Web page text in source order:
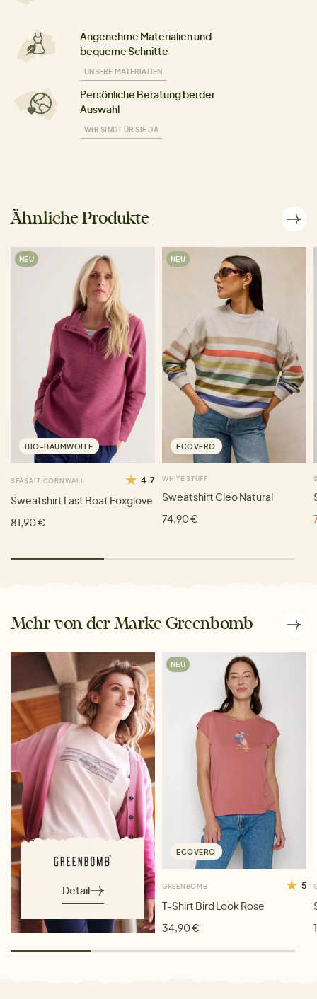
Angenehme Materialien und
bequeme Schnitte
UNSERE MATERIALIEN
Persönliche Beratung bei der
Auswahl
WIR SIND FÜR SIE DA
Ähnliche Produkte
NEU
BIO-BAUMWOLLE
SEASALT CORNWALL 4.7
Sweatshirt Last Boat Foxglove
81,90 €
NEU
ECOVERO
WHITE STUFF
Sweatshirt Cleo Natural
74,90 €
Mehr von der Marke Greenbomb
Detail
NEU
ECOVERO
GREENBOMB 5
T-Shirt Bird Look Rose
34,90 €